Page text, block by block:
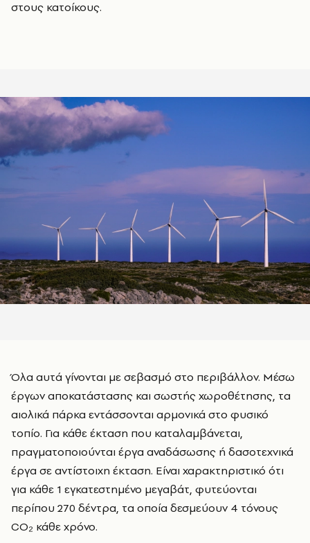
στους κατοίκους.
Όλα αυτά γίνονται με σεβασμό στο περιβάλλον. Μέσω
έργων αποκατάστασης και σωστής χωροθέτησης, τα
αιολικά πάρκα εντάσσονται αρμονικά στο φυσικό
τοπίο. Για κάθε έκταση που καταλαμβάνεται,
πραγματοποιούνται έργα αναδάσωσης ή δασοτεχνικά
έργα σε αντίστοιχη έκταση. Είναι χαρακτηριστικό ότι
για κάθε 1 εγκατεστημένο μεγαβάτ, φυτεύονται
περίπου 270 δέντρα, τα οποία δεσμεύουν 4 τόνους
CO₂ κάθε χρόνο.